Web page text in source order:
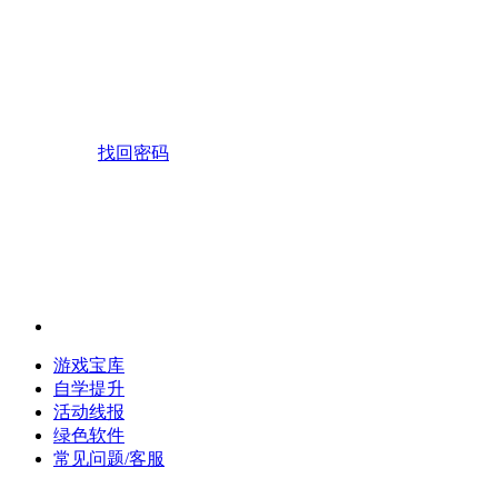
找回密码
游戏宝库
自学提升
活动线报
绿色软件
常见问题/客服